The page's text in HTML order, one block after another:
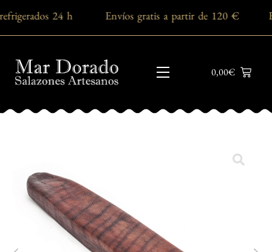
refrigerados 24 h Envíos gratis a partir de 120 €
0,00€